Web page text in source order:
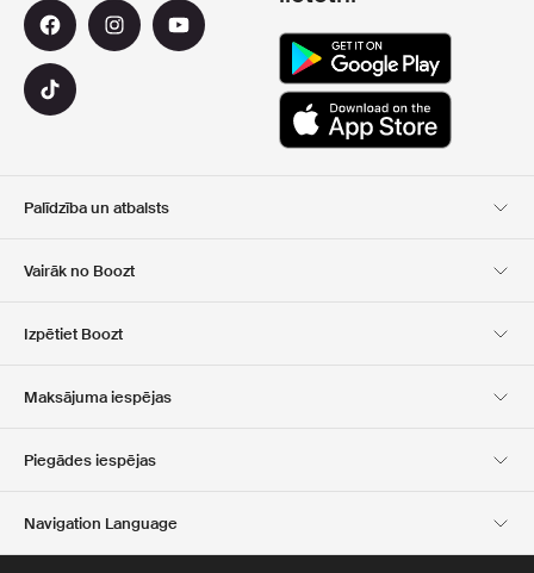
Palīdzība un atbalsts
Vairāk no Boozt
Club Boozt
Izpētiet Boozt
Preses un balvas
Maksājuma iespējas
Piegādes iespējas
Navigation Language